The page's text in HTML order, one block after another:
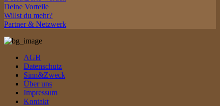
Deine Vorteile
Willst du mehr?
Partner & Netzwerk
AGB
Datenschutz
Sinn&Zweck
Über uns
Impressum
Kontakt